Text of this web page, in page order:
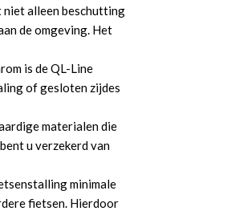
niet alleen beschutting
de omgeving. Het
is de QL-Line
of gesloten zijdes
materialen die
u verzekerd van
minimale
fietsen. Hierdoor